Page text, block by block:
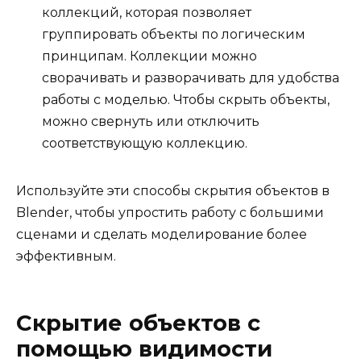
коллекций, которая позволяет
группировать объекты по логическим
принципам. Коллекции можно
сворачивать и разворачивать для удобства
работы с моделью. Чтобы скрыть объекты,
можно свернуть или отключить
соответствующую коллекцию.
Используйте эти способы скрытия объектов в
Blender, чтобы упростить работу с большими
сценами и сделать моделирование более
эффективным.
Скрытие объектов с
помощью видимости